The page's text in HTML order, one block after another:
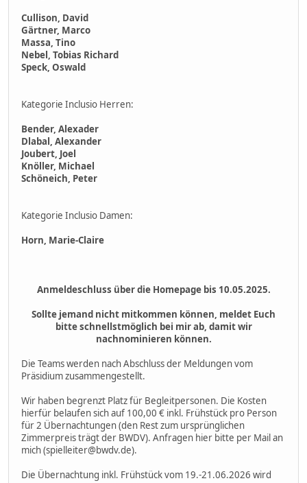
Cullison, David
Gärtner, Marco
Massa, Tino
Nebel, Tobias Richard
Speck, Oswald
Kategorie Inclusio Herren:
Bender, Alexader
Dlabal, Alexander
Joubert, Joel
Knöller, Michael
Schöneich, Peter
Kategorie Inclusio Damen:
Horn, Marie-Claire
Anmeldeschluss über die Homepage bis 10.05.2025.
Sollte jemand nicht mitkommen können, meldet Euch
bitte schnellstmöglich bei mir ab, damit wir
nachnominieren können.
Die Teams werden nach Abschluss der Meldungen vom
Präsidium zusammengestellt.
Wir haben begrenzt Platz für Begleitpersonen. Die Kosten
hierfür belaufen sich auf 100,00 € inkl. Frühstück pro Person
für 2 Übernachtungen (den Rest zum ursprünglichen
Zimmerpreis trägt der BWDV). Anfragen hier bitte per Mail an
mich (spielleiter@bwdv.de).
Die Übernachtung inkl. Frühstück vom 19.-21.06.2026 wird